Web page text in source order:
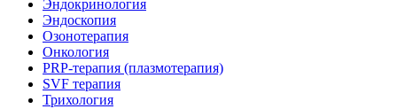
Эндокринология
Эндоскопия
Озонотерапия
Онкология
PRP-терапия (плазмотерапия)
SVF терапия
Трихология